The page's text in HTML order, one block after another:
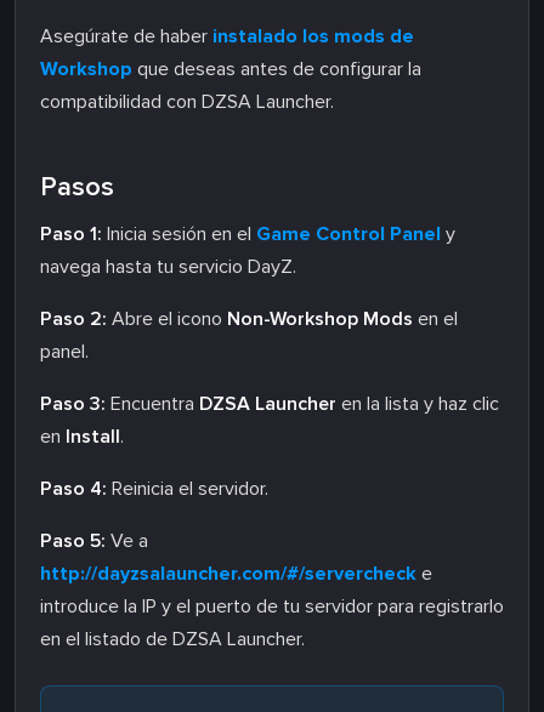
Asegúrate de haber instalado los mods de
Workshop que deseas antes de configurar la
compatibilidad con DZSA Launcher.
Pasos
Paso 1: Inicia sesión en el Game Control Panel y
navega hasta tu servicio DayZ.
Paso 2: Abre el icono Non-Workshop Mods en el
panel.
Paso 3: Encuentra DZSA Launcher en la lista y haz clic
en Install.
Paso 4: Reinicia el servidor.
Paso 5: Ve a
http://dayzsalauncher.com/#/servercheck e
introduce la IP y el puerto de tu servidor para registrarlo
en el listado de DZSA Launcher.